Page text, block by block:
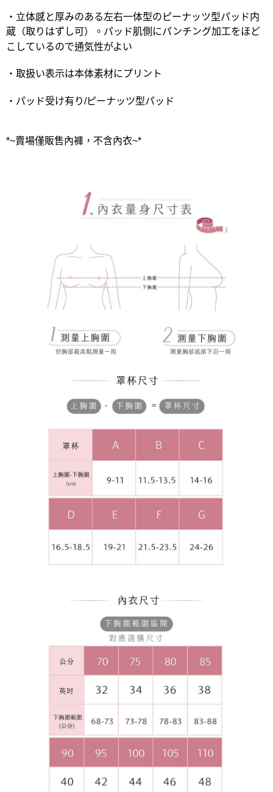
・立体感と厚みのある左右一体型のピーナッツ型パッド内
蔵（取りはずし可）。パッド肌側にパンチング加工をほど
こしているので通気性がよい
・取扱い表示は本体素材にプリント
・パッド受け有り/ピーナッツ型パッド
*~賣場僅販售內褲，不含內衣~*